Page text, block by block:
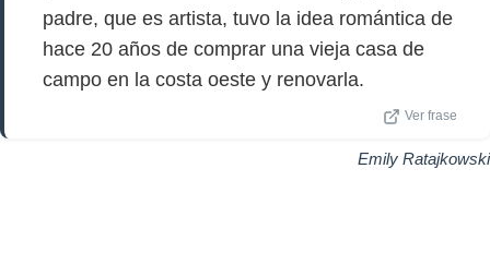
padre, que es artista, tuvo la idea romántica de
hace 20 años de comprar una vieja casa de
campo en la costa oeste y renovarla.
Ver frase
Emily Ratajkowski